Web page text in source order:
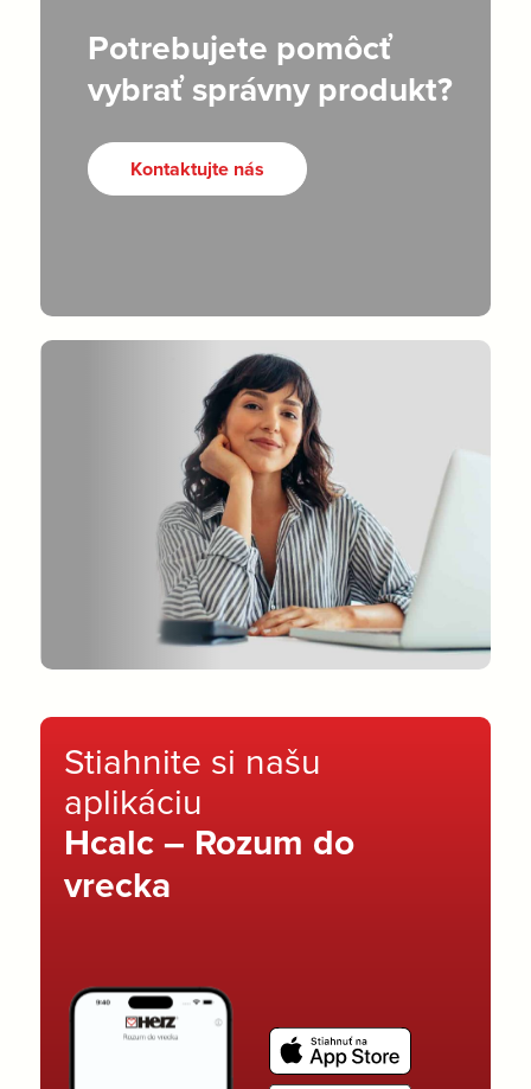
Potrebujete pomôcť
vybrať správny produkt?
Kontaktujte nás
Stiahnite si našu
aplikáciu
Hcalc – Rozum do
vrecka